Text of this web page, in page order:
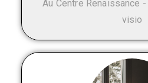
Au Centre Renaissance
visio